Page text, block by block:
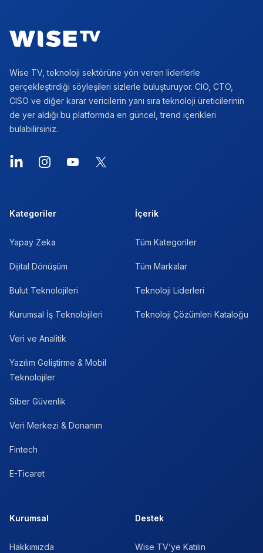
Wise TV, teknoloji sektörüne yön veren liderlerle
gerçekleştirdiği söyleşileri sizlerle buluşturuyor. CIO, CTO,
CISO ve diğer karar vericilerin yanı sıra teknoloji üreticilerinin
de yer aldığı bu platformda en güncel, trend içerikleri
bulabilirsiniz.
LinkedInInstagramYouTube
X
Kategoriler
Yapay Zeka
Dijital Dönüşüm
Bulut Teknolojileri
Kurumsal İş Teknolojileri
Veri ve Analitik
Yazılım Geliştirme & Mobil
Teknolojiler
Siber Güvenlik
Veri Merkezi & Donanım
Fintech
E-Ticaret
İçerik
Tüm Kategoriler
Tüm Markalar
Teknoloji Liderleri
Teknoloji Çözümleri Kataloğu
Kurumsal
Hakkımızda
Destek
Wise TV’ye Katılın